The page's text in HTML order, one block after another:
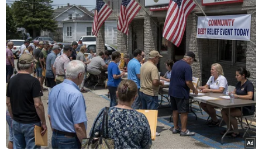
chống ma túy của Tổng thống
16/10/2017 13:38
Duterte Một cuộc thăm dò do Pulse Asia Inc. tiến hành từ
ngày 24-30/9 vừa qua cho thấy 88% trong số 1.200
người được khảo sát bày tỏ sự ủng hộ chiến dịch chống
ma túy của ông Duterte.